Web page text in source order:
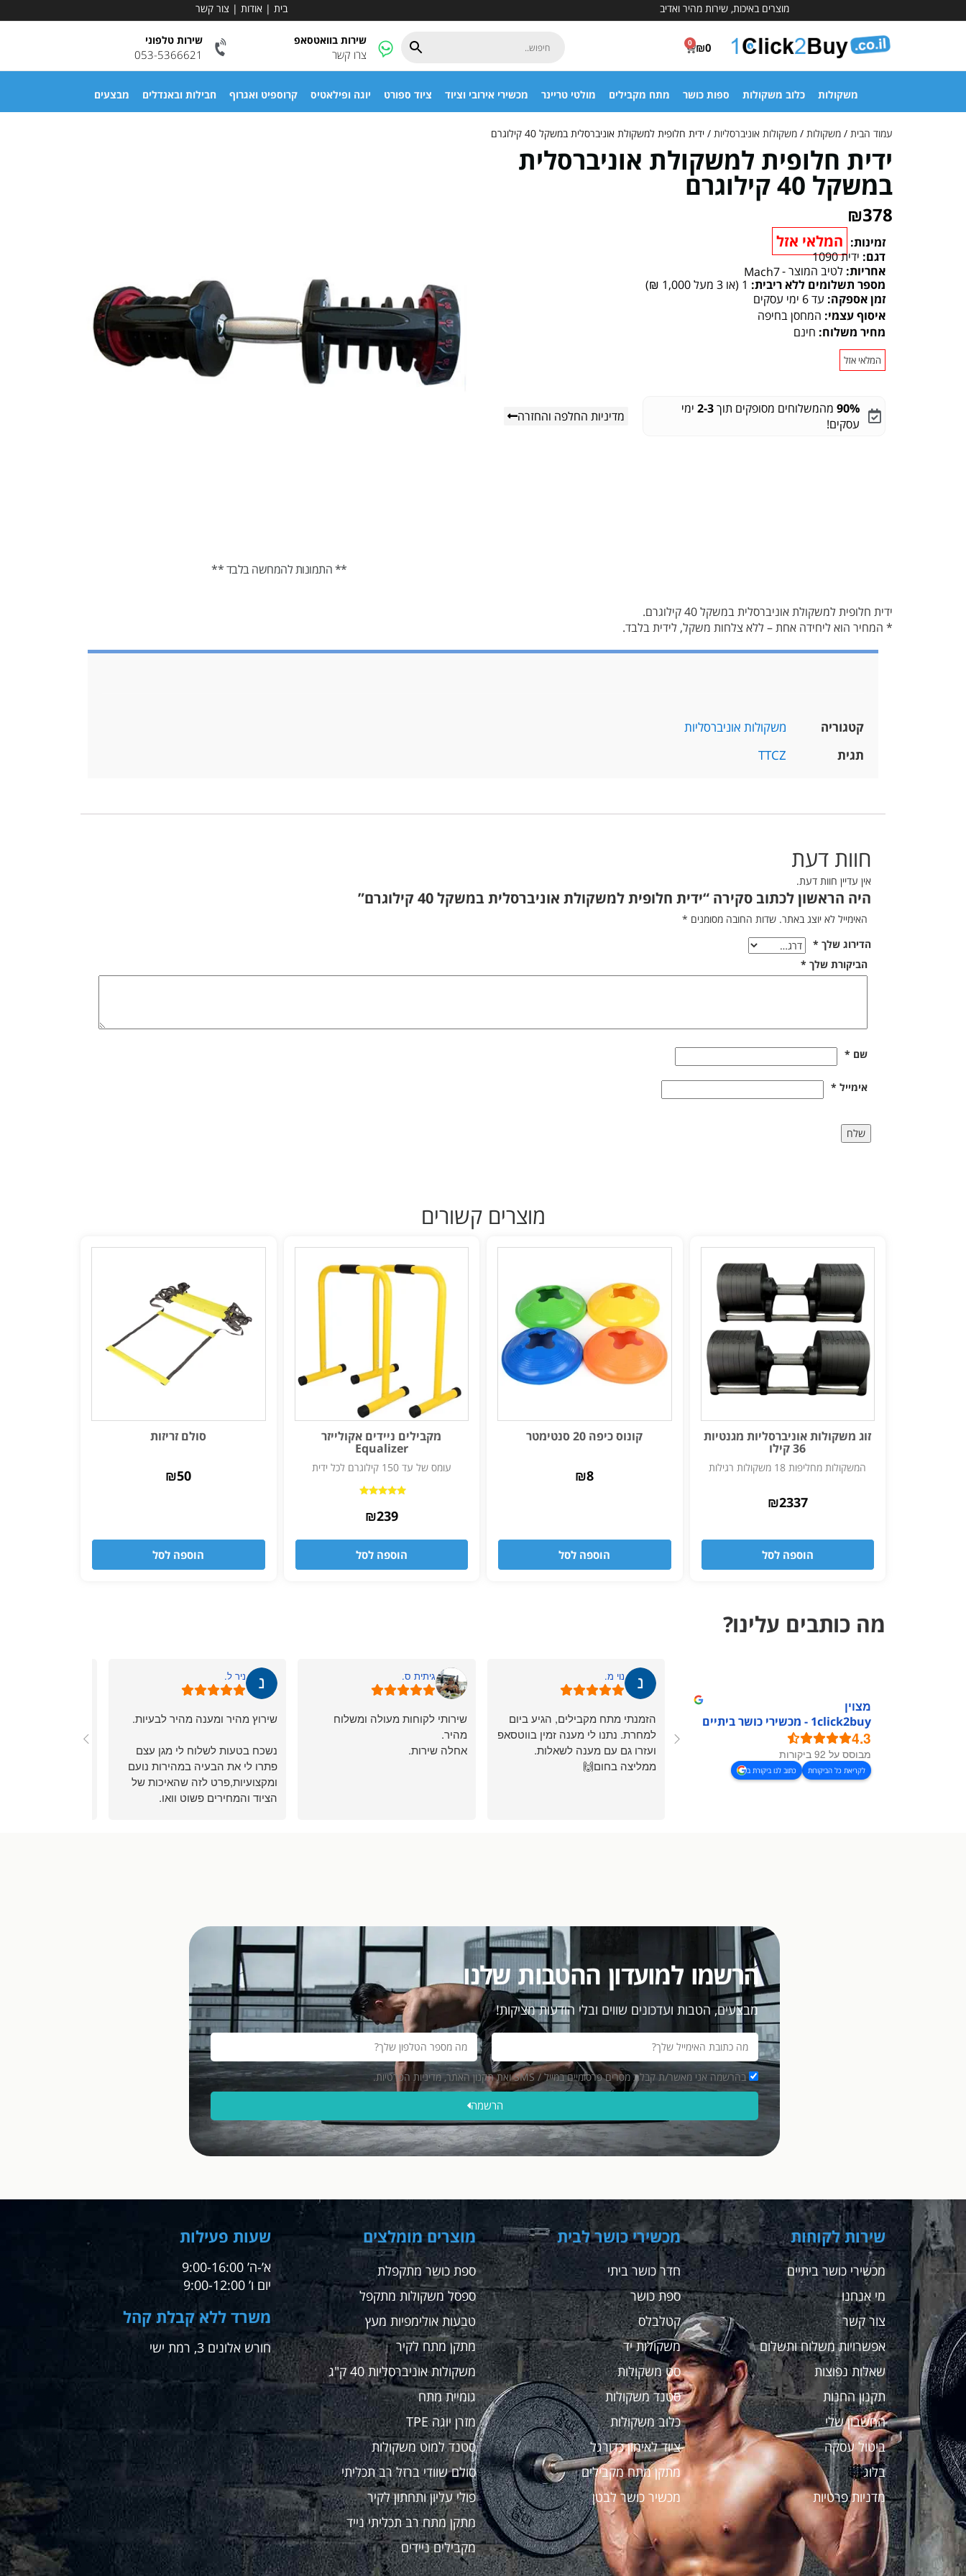
מוצרים באיכות, שירות מהיר ואדיב בית | אודות | צור קשר
₪0
0 שירות בוואטסאפ
צרו קשר
שירות טלפוני
053-5366621
משקולות כלוב משקולות ספות כושר מתח מקבילים מולטי טריינר מכשירי אירובי וציוד ציוד ספורט יוגה ופילאטיס קרוספיט ואגרוף חבילות ובאנדלים מבצעים
עמוד הבית / משקולות / משקולות אוניברסליות / ידית חלופית למשקולת אוניברסלית במשקל 40 קילוגרם
ידית חלופית למשקולת אוניברסלית
במשקל 40 קילוגרם
₪378
זמינות: המלאי אזל
דגם: ידית 1090
אחריות: לטיב המוצר -Mach7
מספר תשלומים ללא ריבית: 1 (או 3 מעל 1,000 ₪)
זמן אספקה: עד 6 ימי עסקים
איסוף עצמי: המחסן בחיפה
מחיר משלוח: חינם
המלאי אזל
90% מהמשלוחים מסופקים תוך2-3 ימי
עסקים!
מדיניות החלפה והחזרה
** התמונות להמחשה בלבד **
ידית חלופית למשקולת אוניברסלית במשקל 40 קילוגרם.
* המחיר הוא ליחידה אחת – ללא צלחות משקל, לידית בלבד.
קטגוריה
משקולות אוניברסליות
תגית
TTCZ
חוות דעת
אין עדיין חוות דעת.
היה הראשון לכתוב סקירה “ידית חלופית למשקולת אוניברסלית במשקל 40 קילוגרם”
האימייל לא יוצג באתר. שדות החובה מסומנים *
הדירוג שלך *
הביקורת שלך *
שם *
אימייל *
מוצרים קשורים
זוג משקולות אוניברסליות מגנטיות
36 קילו
המשקולות מחליפות 18 משקולות רגילות
₪2337
הוספה לסל
קונוס כיפה 20 סנטימטר
₪8
הוספה לסל
מקבילים ניידים אקולייזר
Equalizer
עומס של עד 150 קילוגרם לכל ידית
5.00
מתוך 5₪239
הוספה לסל
סולם זריזות
₪50
הוספה לסל
מה כותבים עלינו?
מצוין
1click2buy - מכשירי כושר ביתיים
4.3
מבוסס על 92 ביקורות
לקריאת כל הביקורות כתוב לנו ביקורת ב
נוי מ.
הזמנתי מתח מקבילים, הגיע ביום
למחרת. נתנו לי מענה זמין בווטסאפ
ועזרו גם עם מענה לשאלות.
ממליצה בחום🙌
גיתית ס.
שירותי לקוחות מעולה ומשלוח
מהיר.
אחלה שירות.
ניר ל.
שירוץ מהיר ומענה מהיר לבעיות.
נשכח בטעות לשלוח לי מגן עצם
פתרו לי את הבעיה במהירות נועם
ומקצועיות,פרט לזה שהאיכות של
הציוד והמחירים פשוט וואו.
קיבלתי את כל
הרשמו למועדון ההטבות שלנו
מבצעים, הטבות ועדכונים שווים ובלי הודעות מציקות!
בהרשמה אני מאשר/ת קבלת מסרים פרסומיים במייל / SMS ואת תקנון האתר, מדיניות הפרטיות.
הרשמה
שירות לקוחות
מכשירי כושר ביתיים
מי אנחנו
צור קשר
אפשרויות משלוח ותשלום
שאלות נפוצות
תקנון החנות
החשבון שלי
ביטול עסקה
בלוג
מדניות פרטיות
מכשירי כושר לבית
חדר כושר ביתי
ספת כושר
קטלבלס
משקולות יד
סט משקולות
סטנד משקולות
כלוב משקולות
ציוד לאימון כדורגל
מתקן מתח מקבילים
מכשיר כושר לבטן
מוצרים מומלצים
ספת כושר מתקפלת
ספסל משקולות מתקפל
טבעות אולימפיות מעץ
מתקן מתח לקיר
משקולות אוניברסליות 40 ק"ג
גומיית מתח
מזרן יוגה TPE
סטנד למוט משקולות
סולם שוודי ברזל רב תכליתי
פולי עליון ותחתון לקיר
מתקן מתח רב תכליתי נייד
מקבילים ניידים
שעות פעילות
א’-ה’ 9:00-16:00
יום ו’ 9:00-12:00
משרד ללא קבלת קהל
חורש אלונים 3, רמת ישי